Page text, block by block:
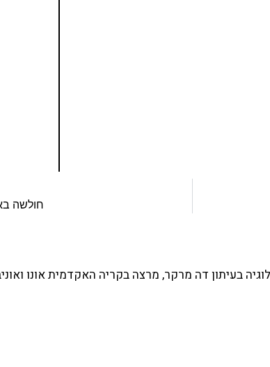
חולשה
בעיתון דה מרקר, מרצה בקריה האקדמית אונו